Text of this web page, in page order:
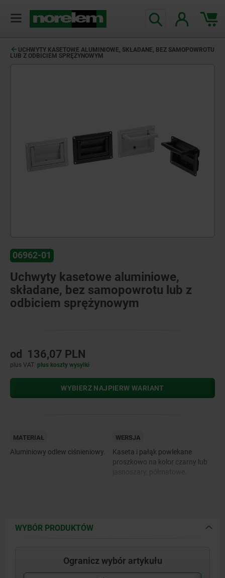
UCHWYTY KASETOWE ALUMINIOWE, SKŁADANE, BEZ SAMOPOWROTU
LUB Z ODBICIEM SPRĘŻYNOWYM
06962-01
Uchwyty kasetowe aluminiowe,
składane, bez samopowrotu lub z
odbiciem sprężynowym
od 136,07 PLN
plus VAT plus koszty wysyłki
WYBIERZ NAJPIERW WARIANT
MATERIAŁ
Aluminiowy odlew ciśnieniowy.
WERSJA
Kaseta i pałąk powlekane
proszkowo na kolor czarny lub
WYBÓR PRODUKTÓW
Ogranicz wybór artykułu